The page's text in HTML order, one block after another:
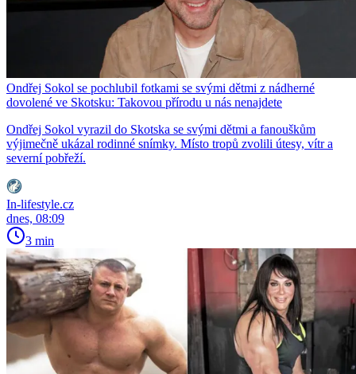
Ondřej Sokol se pochlubil fotkami se svými dětmi z nádherné
dovolené ve Skotsku: Takovou přírodu u nás nenajdete
Ondřej Sokol vyrazil do Skotska se svými dětmi a fanouškům
výjimečně ukázal rodinné snímky. Místo tropů zvolili útesy, vítr a
severní pobřeží.
In-lifestyle.cz
dnes, 08:09
3 min